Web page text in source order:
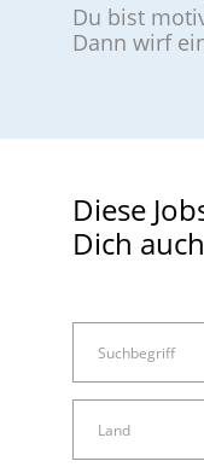
Du bist
Dann wirf
Diese
Dich
Land